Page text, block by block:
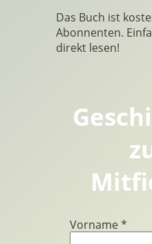
Das Buch ist
Abonnenten.
direkt lesen!
Vorname*